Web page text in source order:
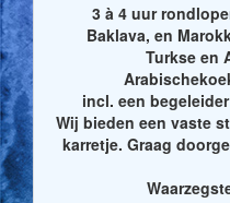
3 à 4 uur
Baklava, en
Turkse en
incl. een
Wij bieden een vaste
karretje. Graag